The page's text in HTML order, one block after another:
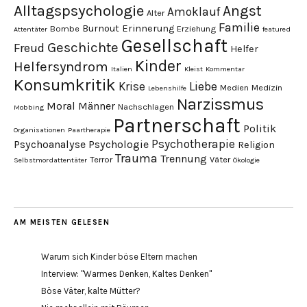
Alltagspsychologie Alter Amoklauf Angst
Attentäter Bombe Burnout Erinnerung Erziehung Familie featured
Freud Geschichte Gesellschaft Helfer
Helfersyndrom Italien Kinder Kleist Kommentar
Konsumkritik Krise Lebenshilfe Liebe Medien Medizin
Mobbing Moral Männer Nachschlagen Narzissmus
Organisationen Paartherapie Partnerschaft Politik
Psychoanalyse Psychologie Psychotherapie Religion
Selbstmordattentäter Terror Trauma Trennung Väter Ökologie
AM MEISTEN GELESEN
Warum sich Kinder böse Eltern machen
Interview: "Warmes Denken, Kaltes Denken"
Böse Väter, kalte Mütter?